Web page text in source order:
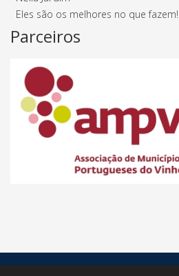
Eles são os melhores no que fazem!
Parceiros